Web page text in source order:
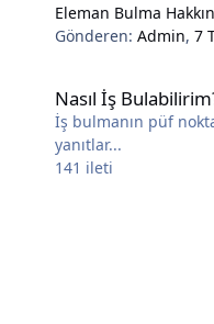
Eleman Bulma
Gönderen:Admin,7
Nasıl İş
İş bulmanın püf
yanıtlar...
141 ileti